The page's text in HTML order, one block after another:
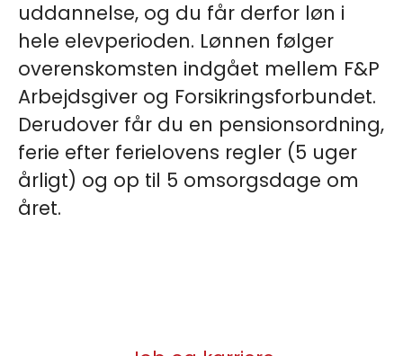
uddannelse, og du får derfor løn i
hele elevperioden. Lønnen følger
overenskomsten indgået mellem F&P
Arbejdsgiver og Forsikringsforbundet.
Derudover får du en pensionsordning,
ferie efter ferielovens regler (5 uger
årligt) og op til 5 omsorgsdage om
året.